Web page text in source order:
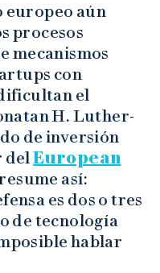
europeo aún
procesos
mecanismos
con
el
H. Luther-
de inversión
delEuropean
así:
es dos o tres
de tecnología
hablar